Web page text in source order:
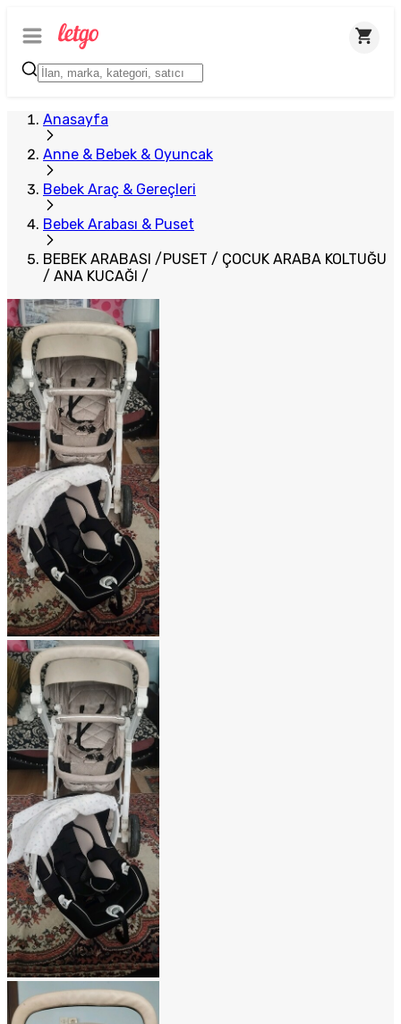
Anasayfa
Anne & Bebek & Oyuncak
Bebek Araç & Gereçleri
Bebek Arabası & Puset
BEBEK ARABASI /PUSET / ÇOCUK ARABA KOLTUĞU
/ ANA KUCAĞI /